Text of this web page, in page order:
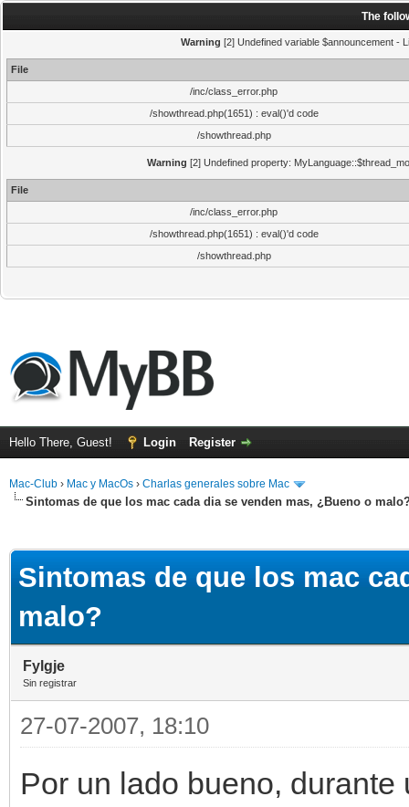
The
Warning [2] Undefined variable $announcement -
File
/inc/class_error.php
/showthread.php(1651) : eval()'d code
/showthread.php
Warning [2] Undefined property:
File
/inc/class_error.php
/showthread.php(1651) : eval()'d code
/showthread.php
Hello There, Guest! Login Register
Mac-Club › Mac y MacOs › Charlas generales sobre Mac
Sintomas de que los mac cada dia se venden mas, ¿Bueno o
Sintomas de que los mac
malo?
Fylgje
Sin registrar
27-07-2007, 18:10
Por un lado bueno,